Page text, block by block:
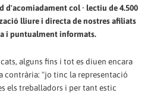
d'acomiadament col · lectiu de 4.500
lliure i directa de nostres afiliats
i puntualment informats.
alguns fins i tot es diuen encara
contrària: "jo tinc la representació
els treballadors i per tant estic